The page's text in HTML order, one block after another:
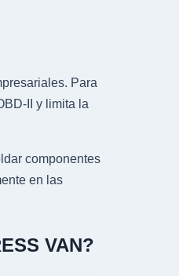
Para
II y limita la
componentes
en las
VAN?